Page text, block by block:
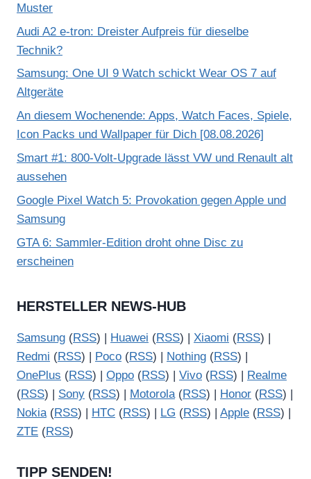
Muster
Audi A2 e-tron: Dreister Aufpreis für dieselbe
Technik?
Samsung: One UI 9 Watch schickt Wear OS 7 auf
Altgeräte
An diesem Wochenende: Apps, Watch Faces, Spiele,
Icon Packs und Wallpaper für Dich [08.08.2026]
Smart #1: 800-Volt-Upgrade lässt VW und Renault alt
aussehen
Google Pixel Watch 5: Provokation gegen Apple und
Samsung
GTA 6: Sammler-Edition droht ohne Disc zu
erscheinen
HERSTELLER NEWS-HUB
Samsung (RSS) | Huawei (RSS) | Xiaomi (RSS) |
Redmi (RSS) | Poco (RSS) | Nothing (RSS) |
OnePlus (RSS) | Oppo (RSS) | Vivo (RSS) |
Realme
(RSS) | Sony (RSS) | Motorola(RSS) | Honor (RSS) |
Nokia(RSS) | HTC (RSS) | LG (RSS) | Apple (RSS) |
ZTE (RSS)
TIPP SENDEN!